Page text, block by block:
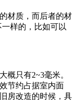
材质，而后者的材
样的，比如可以
概只有2~3毫米。
节约占据室内面
房改造的时候，具